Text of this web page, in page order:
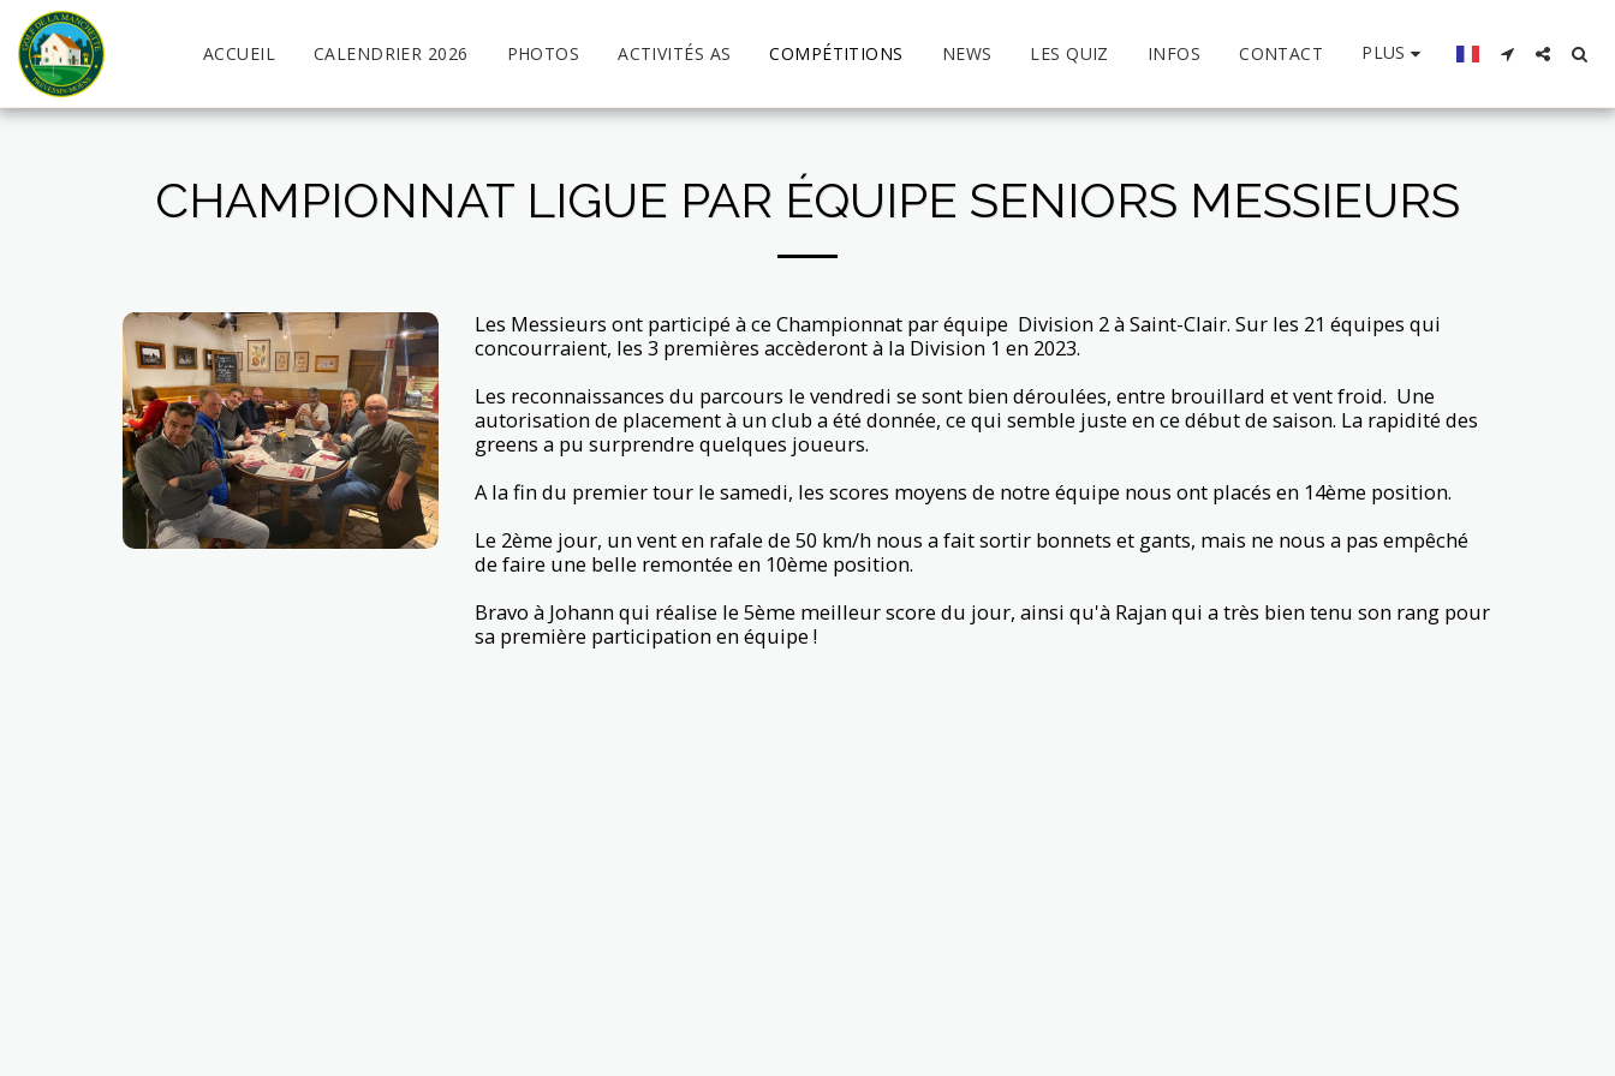
ACCUEIL CALENDRIER 2026 PHOTOS ACTIVITÉS AS COMPÉTITIONS NEWS LES QUIZ INFOS CONTACT PLUS
CHAMPIONNAT LIGUE PAR ÉQUIPE SENIORS MESSIEURS
Les Messieurs ont participé à ce Championnat par équipe Division 2 à Saint-Clair. Sur les 21 équipes qui
concourraient, les 3 premières accèderont à la Division 1 en 2023.
Les reconnaissances du parcours le vendredi se sont bien déroulées, entre brouillard et vent froid. Une
autorisation de placement à un club a été donnée, ce qui semble juste en ce début de saison. La rapidité des
greens a pu surprendre quelques joueurs.
A la fin du premier tour le samedi, les scores moyens de notre équipe nous ont placés en 14ème position.
Le 2ème jour, un vent en rafale de 50 km/h nous a fait sortir bonnets et gants, mais ne nous a pas empêché
de faire une belle remontée en 10ème position.
Bravo à Johann qui réalise le 5ème meilleur score du jour, ainsi qu'à Rajan qui a très bien tenu son rang pour
sa première participation en équipe !